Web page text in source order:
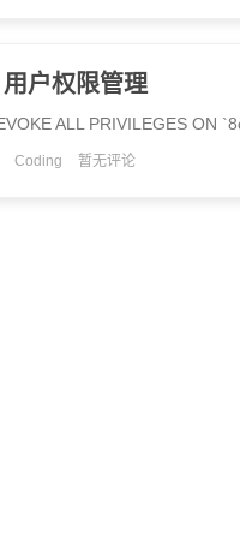
户权限管理
ALL PRIVILEGES ON
Coding 暂无评论